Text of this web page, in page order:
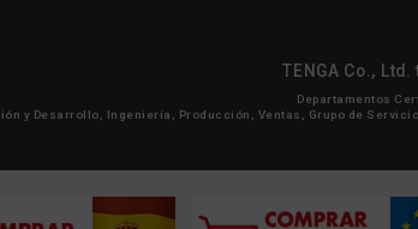
TENGA Co.,
Departamentos
y Desarrollo, Ingeniería, Producción, Ventas, Grupo de